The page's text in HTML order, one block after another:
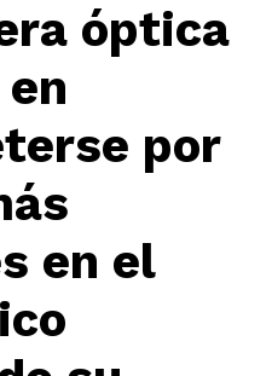
óptica
por
en el